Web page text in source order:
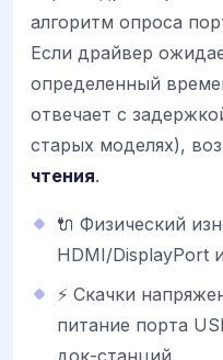
алгоритм опроса
Если драйвер
определенный
отвечает с
старых моделях),
чтения.
🔌 Физический
HDMI/DisplayPort
⚡ Скачки
питание порта